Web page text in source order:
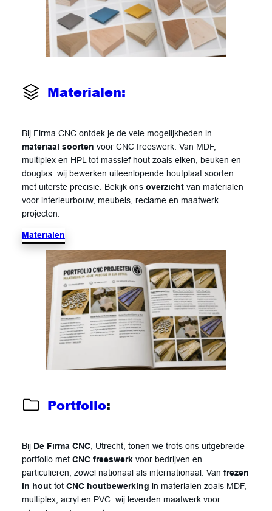
Materialen:
Bij Firma CNC ontdek je de vele mogelijkheden in
materiaal soorten voor CNC freeswerk. Van MDF,
multiplex en HPL tot massief hout zoals eiken, beuken en
douglas: wij bewerken uiteenlopende houtplaat soorten
met uiterste precisie. Bekijk ons overzicht van materialen
voor interieurbouw, meubels, reclame en maatwerk
projecten.
Materialen
Portfolio:
Bij De Firma CNC , Utrecht, tonen we trots ons uitgebreide
portfolio met CNC freeswerk voor bedrijven en
particulieren, zowel nationaal als internationaal. Van frezen
in hout tot CNC houtbewerking in materialen zoals MDF,
multiplex, acryl en PVC: wij leverden maatwerk voor